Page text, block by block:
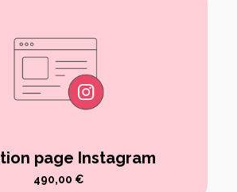
page Instagram
490,00 €